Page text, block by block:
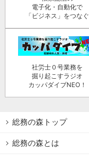
電子化・自動化で
「ビジネス」をつなぐ
社労士０号業務を
掘り起こすラジオ
カッパダイブNEO！
総務の森トップ
総務の森とは